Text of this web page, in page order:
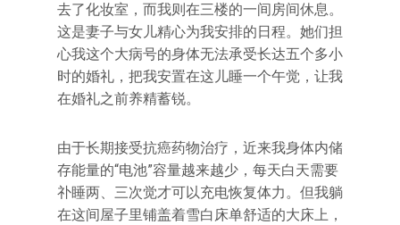
去了化妆室，而我则在三楼的一间房间休息。
这是妻子与女儿精心为我安排的日程。她们担
心我这个大病号的身体无法承受长达五个多小
时的婚礼，把我安置在这儿睡一个午觉，让我
在婚礼之前养精蓄锐。
由于长期接受抗癌药物治疗，近来我身体内储
存能量的“电池”容量越来越少，每天白天需要
䃼睡两、三次觉才可以充电恢复体力。但我躺
在这间屋子里铺盖着雪白床单舒适的大床上，